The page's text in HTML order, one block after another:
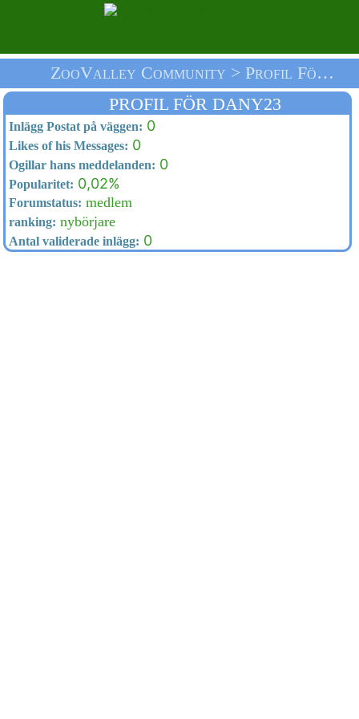
ZooValley Community > Profil För Dany23 > Välkommen
PROFIL FÖR DANY23
Inlägg Postat på väggen: 0
Likes of his Messages: 0
Ogillar hans meddelanden: 0
Popularitet: 0,02%
Forumstatus: medlem
ranking: nybörjare
Antal validerade inlägg: 0